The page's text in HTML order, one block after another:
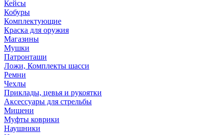
Кейсы
Кобуры
Комплектующие
Краска для оружия
Магазины
Мушки
Патронташи
Ложи, Комплекты шасси
Ремни
Чехлы
Приклады, цевья и рукоятки
Аксессуары для стрельбы
Мишени
Муфты коврики
Наушники